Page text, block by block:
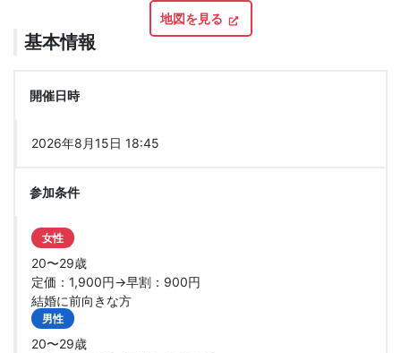
地図を見る
基本情報
開催日時
2026年8月15日 18:45
参加条件
女性
20〜29歳
定価：1,900円→早割：900円
結婚に前向きな方
男性
20〜29歳